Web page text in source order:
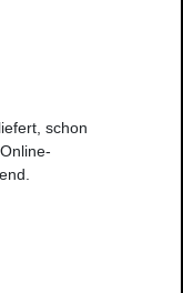
schon